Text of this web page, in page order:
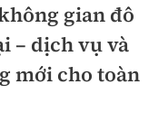
gian đô
– dịch vụ và
mới cho toàn